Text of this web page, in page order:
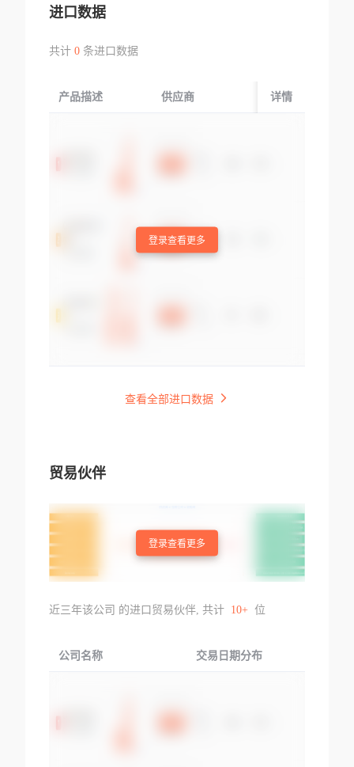
进口数据
共计 0条进口数据
产品描述 供应商 起运国/地区
详情
登录查看更多
查看全部进口数据
贸易伙伴
登录查看更多
近三年该公司 的进口贸易伙伴, 共计 10+ 位
公司名称 交易日期分布